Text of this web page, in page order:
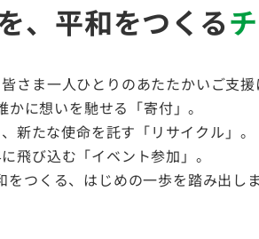
、平和をつくる
さま一人ひとりのあたたかいご支援
かに想いを馳せる「寄付」。
新たな使命を託す「リサイクル」。
飛び込む「イベント参加」。
つくる、はじめの一歩を踏み出しま